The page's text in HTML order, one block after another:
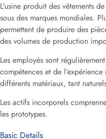
L’usine produit des vêtements
sous des marques mondiales.
permettent de produire des
des volumes de production
Les employés sont
compétences et de
différents matériaux, tant
Les actifs incorporels
les prototypes.
Basic Details